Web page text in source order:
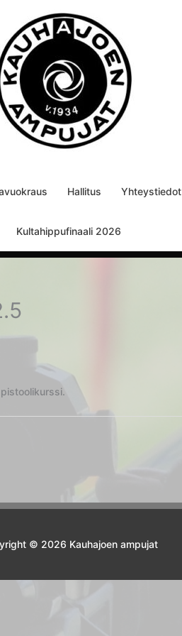
Hallitus Yhteystiedot
Kultahippufinaali 2026
© 2026 Kauhajoen ampujat